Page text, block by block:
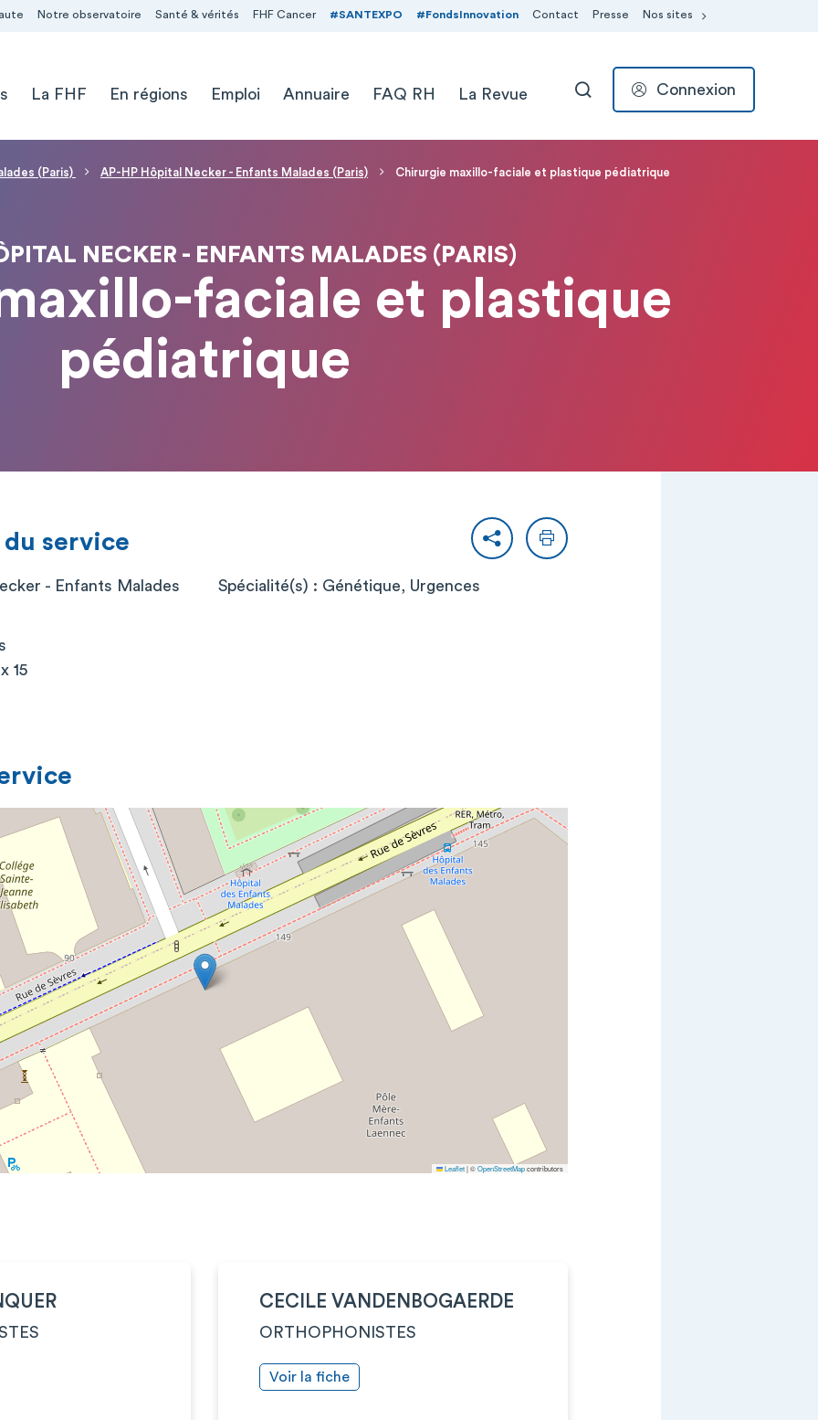
Notre observatoire Santé & vérités FHF Cancer #SANTEXPO #FondsInnovation Contact Presse Nos sites
La FHF En régions Emploi Annuaire FAQ RH La Revue RECHERCHER
Connexion
(Paris) AP-HP Hôpital Necker - Enfants Malades (Paris) Chirurgie maxillo-faciale et plastique pédiatrique
NECKER - ENFANTS MALADES (PARIS)
faciale et plastique
pédiatrique
PartagerImprimer
service
- Enfants Malades
15
Spécialité(s) : Génétique, Urgences
Leaflet|©OpenStreetMapcontributors
CECILE VANDENBOGAERDE
ORTHOPHONISTES
Voir la fiche